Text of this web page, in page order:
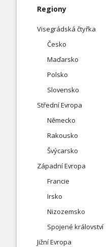
Jihovýchodní Evropa
Chorvatsko
Přeskočit
Regiony
Visegrádská čtyřka
Česko
Maďarsko
Polsko
Slovensko
Střední Evropa
Německo
Rakousko
Švýcarsko
Západní Evropa
Francie
Irsko
Nizozemsko
Spojené království
Jižní Evropa